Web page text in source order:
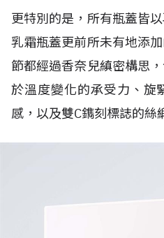
更特別的是，所有瓶蓋皆
乳霜瓶蓋更前所未有地添加
節都經過香奈兒縝密構思
於溫度變化的承受力、旋
感，以及雙C鐫刻標誌的絲